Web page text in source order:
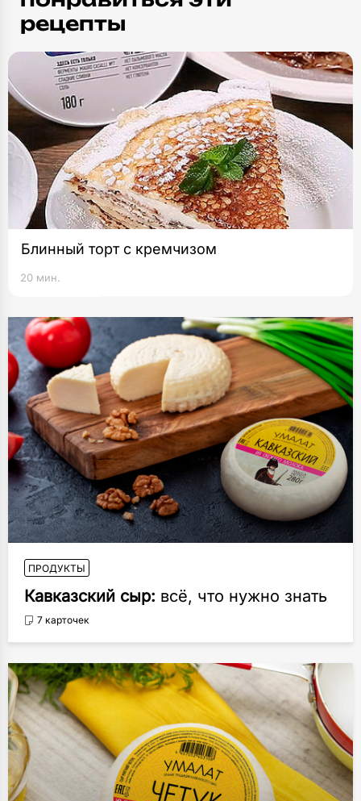
рецепты
Блинный торт с кремчизом
20 мин.
ПРОДУКТЫ
Кавказский сыр: всё, что нужно знать
7 карточек